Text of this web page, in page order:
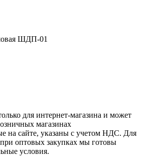
ШДП-01
для интернет-магазина и может
магазинах
на сайте, указаны с учетом НДС. Для
оптовых закупках мы готовы
условия.